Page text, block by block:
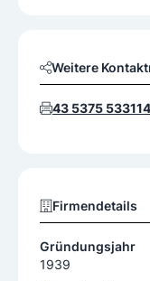
Weitere
43 5375 533114
Firmendetails
Gründungsjahr
1939